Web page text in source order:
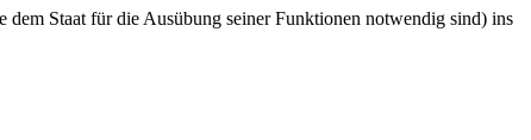
Staat für die Ausübung seiner Funktionen notwendig sind) ins